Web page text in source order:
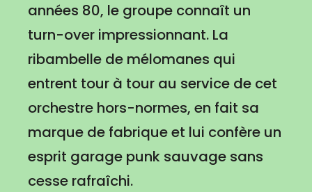
années 80, le groupe connaît un
turn-over impressionnant. La
ribambelle de mélomanes qui
entrent tour à tour au service de cet
orchestre hors-normes, en fait sa
marque de fabrique et lui confère un
esprit garage punk sauvage sans
cesse rafraîchi.